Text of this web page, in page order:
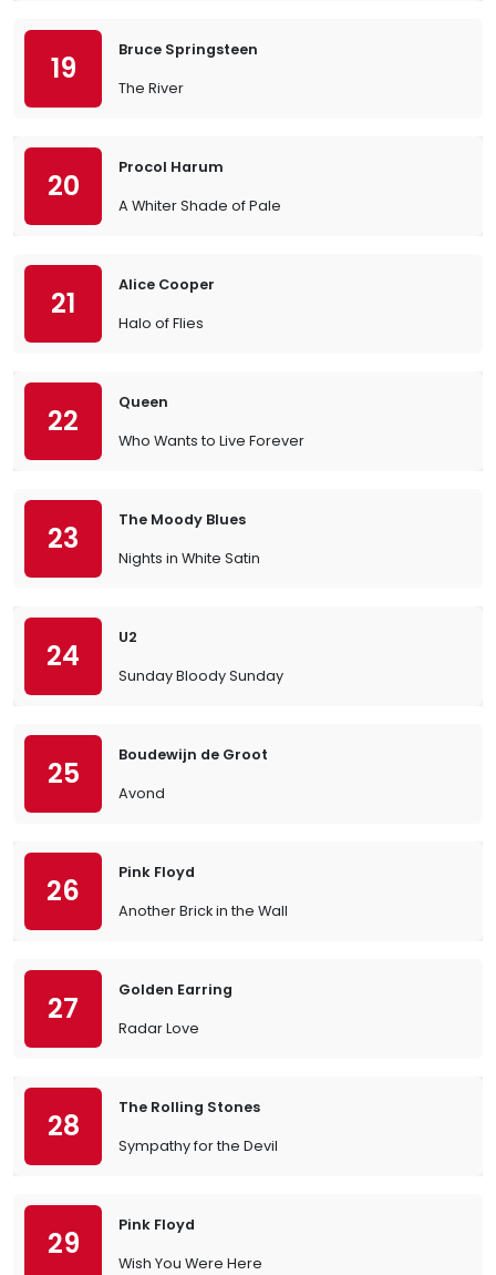
19
Bruce Springsteen
The River
20
Procol Harum
A Whiter Shade of Pale
21
Alice Cooper
Halo of Flies
22
Queen
Who Wants to Live Forever
23
The Moody Blues
Nights in White Satin
24
U2
Sunday Bloody Sunday
25
Boudewijn de Groot
Avond
26
Pink Floyd
Another Brick in the Wall
27
Golden Earring
Radar Love
28
The Rolling Stones
Sympathy for the Devil
29
Pink Floyd
Wish You Were Here